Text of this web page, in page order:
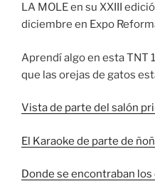
LA MOLE en su XXIII
diciembre en Expo
Aprendí algo en esta TNT
que las orejas de gatos
Vista de parte del salón
El Karaoke de parte de
Donde se encontraban los